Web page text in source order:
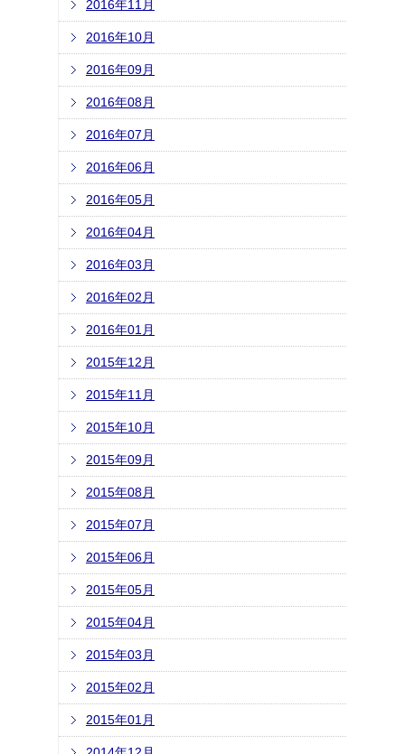
2016年11月
2016年10月
2016年09月
2016年08月
2016年07月
2016年06月
2016年05月
2016年04月
2016年03月
2016年02月
2016年01月
2015年12月
2015年11月
2015年10月
2015年09月
2015年08月
2015年07月
2015年06月
2015年05月
2015年04月
2015年03月
2015年02月
2015年01月